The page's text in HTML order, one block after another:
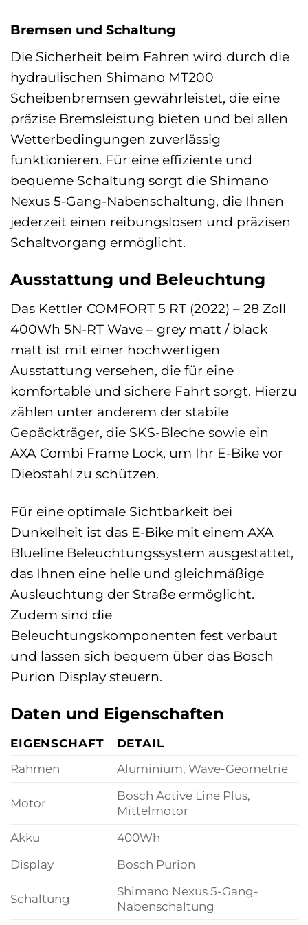
Bremsen und Schaltung
Die Sicherheit beim Fahren wird durch die
hydraulischen Shimano MT200
Scheibenbremsen gewährleistet, die eine
präzise Bremsleistung bieten und bei allen
Wetterbedingungen zuverlässig
funktionieren. Für eine effiziente und
bequeme Schaltung sorgt die Shimano
Nexus 5-Gang-Nabenschaltung, die Ihnen
jederzeit einen reibungslosen und präzisen
Schaltvorgang ermöglicht.
Ausstattung und Beleuchtung
Das Kettler COMFORT 5 RT (2022) – 28 Zoll
400Wh 5N-RT Wave – grey matt / black
matt ist mit einer hochwertigen
Ausstattung versehen, die für eine
komfortable und sichere Fahrt sorgt. Hierzu
zählen unter anderem der stabile
Gepäckträger, die SKS-Bleche sowie ein
AXA Combi Frame Lock, um Ihr E-Bike vor
Diebstahl zu schützen.
Für eine optimale Sichtbarkeit bei
Dunkelheit ist das E-Bike mit einem AXA
Blueline Beleuchtungssystem ausgestattet,
das Ihnen eine helle und gleichmäßige
Ausleuchtung der Straße ermöglicht.
Zudem sind die
Beleuchtungskomponenten fest verbaut
und lassen sich bequem über das Bosch
Purion Display steuern.
Daten und Eigenschaften
EIGENSCHAFT
DETAIL
Rahmen
Aluminium, Wave-Geometrie
Motor
Bosch Active Line Plus,
Mittelmotor
Akku
400Wh
Display
Bosch Purion
Schaltung
Shimano Nexus 5-Gang-
Nabenschaltung